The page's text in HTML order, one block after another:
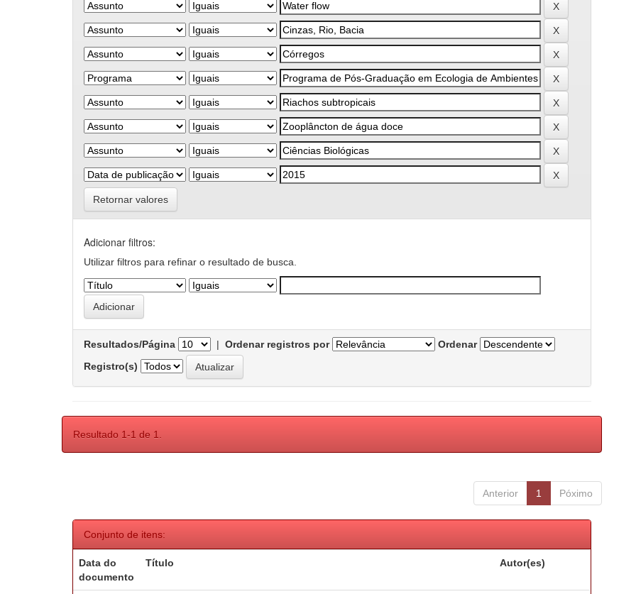
Retornar valores
Adicionar filtros:
Utilizar filtros para refinar o resultado de busca.
Resultados/Página | Ordenar registros por
Ordenar
Registro(s)
Resultado 1-1 de 1.
Anterior 1 Póximo
Conjunto de itens:
Data do
documento
Título Autor(es)